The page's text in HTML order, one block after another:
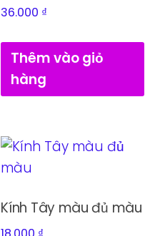
36.000 ₫
Thêm vào giỏ
hàng
Kính Tây màu đủ màu